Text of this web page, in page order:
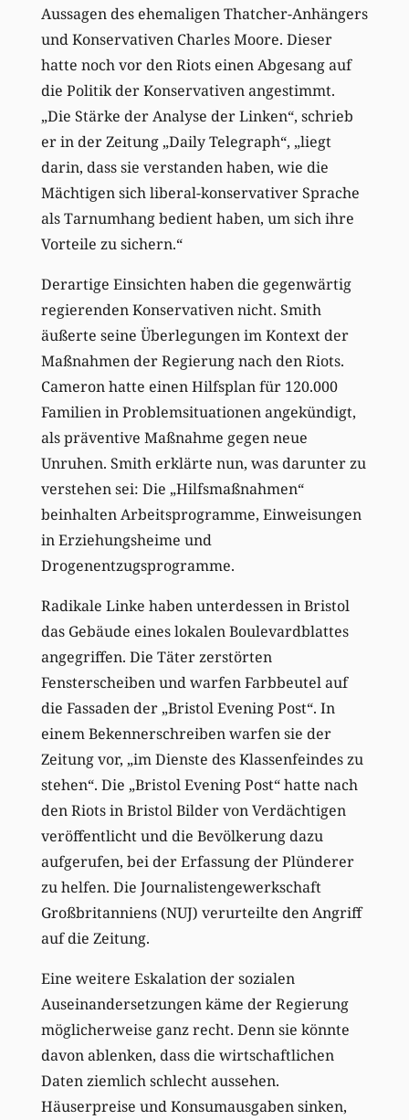
Aussagen des ehemaligen Thatcher-Anhängers
und Konservativen Charles Moore. Dieser
hatte noch vor den Riots einen Abgesang auf
die Politik der Konservativen angestimmt.
„Die Stärke der Analyse der Linken“, schrieb
er in der Zeitung „Daily Telegraph“, „liegt
darin, dass sie verstanden haben, wie die
Mächtigen sich liberal-konservativer Sprache
als Tarnumhang bedient haben, um sich ihre
Vorteile zu sichern.“
Derartige Einsichten haben die gegenwärtig
regierenden Konservativen nicht. Smith
äußerte seine Überlegungen im Kontext der
Maßnahmen der Regierung nach den Riots.
Cameron hatte einen Hilfsplan für 120.000
Familien in Problemsituationen angekündigt,
als präventive Maßnahme gegen neue
Unruhen. Smith erklärte nun, was darunter zu
verstehen sei: Die „Hilfsmaßnahmen“
beinhalten Arbeitsprogramme, Einweisungen
in Erziehungsheime und
Drogenentzugsprogramme.
Radikale Linke haben unterdessen in Bristol
das Gebäude eines lokalen Boulevardblattes
angegriffen. Die Täter zerstörten
Fensterscheiben und warfen Farbbeutel auf
die Fassaden der „Bristol Evening Post“. In
einem Bekennerschreiben warfen sie der
Zeitung vor, „im Dienste des Klassenfeindes zu
stehen“. Die „Bristol Evening Post“ hatte nach
den Riots in Bristol Bilder von Verdächtigen
veröffentlicht und die Bevölkerung dazu
aufgerufen, bei der Erfassung der Plünderer
zu helfen. Die Journalistengewerkschaft
Großbritanniens (NUJ) verurteilte den Angriff
auf die Zeitung.
Eine weitere Eskalation der sozialen
Auseinandersetzungen käme der Regierung
möglicherweise ganz recht. Denn sie könnte
davon ablenken, dass die wirtschaftlichen
Daten ziemlich schlecht aussehen.
Häuserpreise und Konsumausgaben sinken,